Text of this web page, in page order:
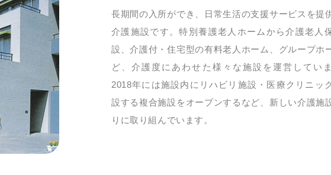
長期間の入所ができ、日常生活の支援サービスを提
介護施設です。特別養護老人ホームから介護老人
設、介護付・住宅型の有料老人ホーム、グループホ
ど、介護度にあわせた様々な施設を運営していま
2018年には施設内にリハビリ施設・医療クリニッ
設する複合施設をオープンするなど、新しい介護施
りに取り組んでいます。